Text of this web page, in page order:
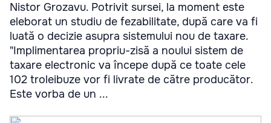
Nistor Grozavu. Potrivit sursei, la moment este
eleborat un studiu de fezabilitate, după care va fi
luată o decizie asupra sistemului nou de taxare.
"Implimentarea propriu-zisă a noului sistem de
taxare electronic va începe după ce toate cele
102 troleibuze vor fi livrate de către producător.
Este vorba de un ...